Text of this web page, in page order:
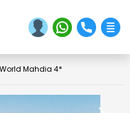
Mahdia 4*